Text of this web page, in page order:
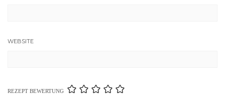
WEBSITE
REZEPT BEWERTUNG